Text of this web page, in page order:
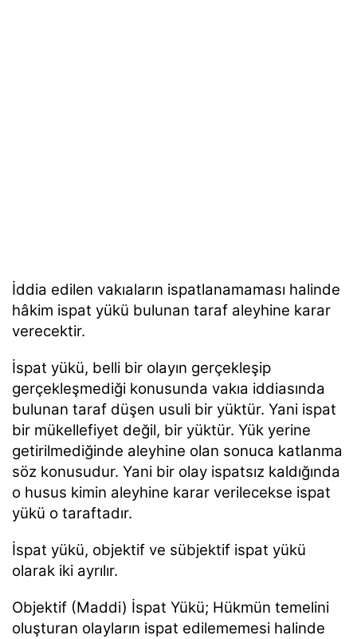
İddia edilen vakıaların ispatlanamaması halinde
hâkim ispat yükü bulunan taraf aleyhine karar
verecektir.
İspat yükü, belli bir olayın gerçekleşip
gerçekleşmediği konusunda vakıa iddiasında
bulunan taraf düşen usuli bir yüktür. Yani ispat
bir mükellefiyet değil, bir yüktür. Yük yerine
getirilmediğinde aleyhine olan sonuca katlanma
söz konusudur. Yani bir olay ispatsız kaldığında
o husus kimin aleyhine karar verilecekse ispat
yükü o taraftadır.
İspat yükü, objektif ve sübjektif ispat yükü
olarak iki ayrılır.
Objektif (Maddi) İspat Yükü; Hükmün temelini
oluşturan olayların ispat edilememesi halinde